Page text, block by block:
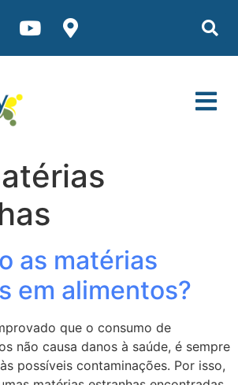
as matérias
em alimentos?
que o consumo de
não causa danos à saúde, é sempre
possíveis contaminações. Por isso,